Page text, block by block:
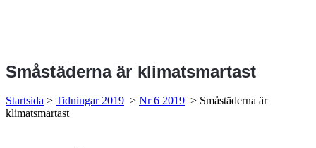
Småstäderna är klimatsmartast
Startsida > Tidningar 2019 > Nr 6 2019 > Småstäderna är
klimatsmartast